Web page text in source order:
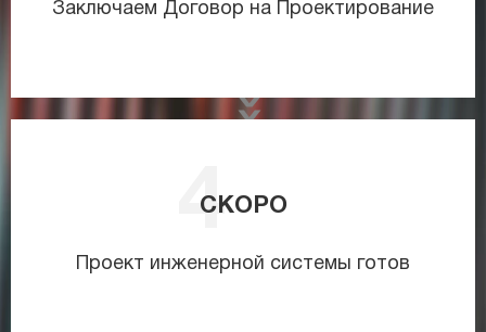
Заключаем Договор на Проектирование
СКОРО
Проект инженерной системы готов